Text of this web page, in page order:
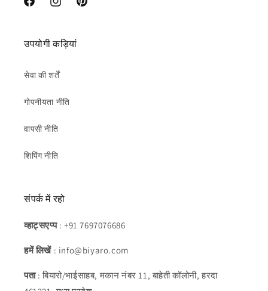
फेसबुक InstagramPinterest
उपयोगी कड़ियां
सेवा की शर्तें
गोपनीयता नीति
वापसी नीति
शिपिंग नीति
संपर्क में रहो
व्हाट्सएप्प: +91 7697076686
हमें लिखें : info@biyaro.com
पता: बियारो/भाईसाहब, मकान नंबर 11, बाहेती कॉलोनी, हरदा